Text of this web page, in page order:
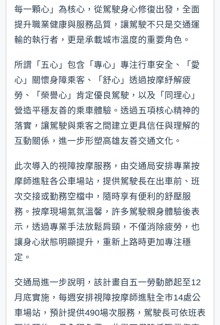
每一顆心」為核心，從駕駛身心修復出發，全面
提升職業健康與服務品質，讓駕駛不只是交通運
輸的執行者，更是承載城市溫度的重要角色。
所謂「五心」包含「專心」專注行車安全、「愛
心」關懷身障乘客、「舒心」透過按摩紓解疲
勞、「榮譽心」肯定優良駕駛，以及「同理心」
營造平穩友善的乘車體驗。透過五項核心精神的
落實，讓駕駛與乘客之間建立更具信任與理解的
互動關係，進一步形塑高雄友善交通文化。
此次導入的視障按摩服務，由交通局安排專業按
摩師進駐各公車場站，提供駕駛長在出車前、班
次交接或勤務空檔中，隨時享有便利的舒壓服
務。按摩現場氣氛溫馨，許多駕駛親身體驗後表
示，透過專業手法放鬆肩頸，不僅消除疲勞，也
讓身心狀態明顯提升，重新上路時更加專注穩
定。
交通局進一步說明，該計畫自五一勞動節起至12
月底實施，每週安排視障按摩師進駐全市14處公
車場站，預計提供490場次服務，駕駛長可依班表